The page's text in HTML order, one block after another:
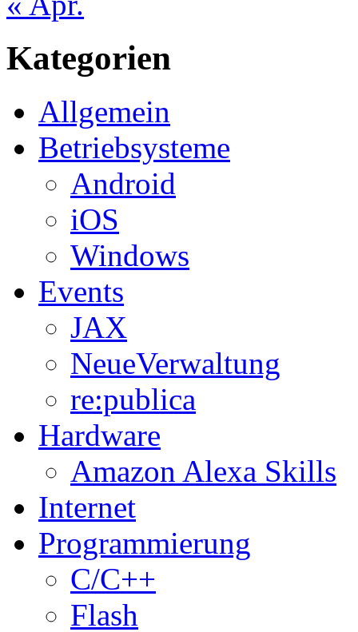
Kategorien
Allgemein
Betriebsysteme
Android
iOS
Windows
Events
JAX
NeueVerwaltung
re:publica
Hardware
Amazon Alexa Skills
Internet
Programmierung
C/C++
Flash